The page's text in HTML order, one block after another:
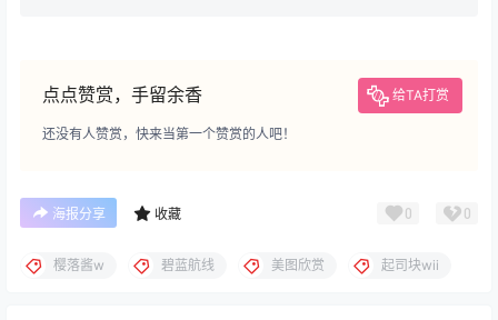
点点赞赏，手留余香 给TA打赏
还没有人赞赏，快来当第一个赞赏的人吧！
海报分享 收藏 0 0
樱落酱w 碧蓝航线 美图欣赏 起司块wii